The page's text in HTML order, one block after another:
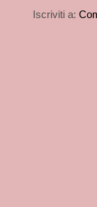
Iscriviti a: